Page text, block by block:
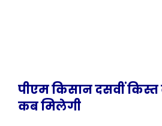
पीएम किसान दसवीं किस्त
कब मिलेगी